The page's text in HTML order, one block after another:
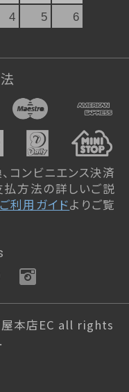
4 5 6
コンビニエンス決済
払方法の詳しいご説
ご利用ガイドよりご覧
本店EC all rights